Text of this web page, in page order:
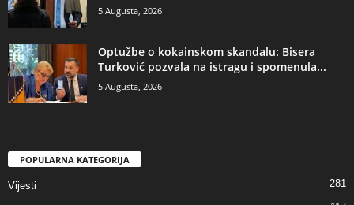
5 Augusta, 2026
​Optužbe o kokainskom skandalu: Bisera
Turković pozvala na istragu i spomenula...
5 Augusta, 2026
POPULARNA KATEGORIJA
Vijesti 281